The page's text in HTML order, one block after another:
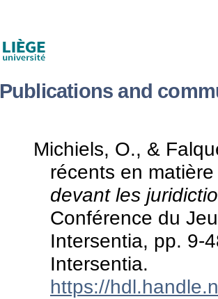
Publications and
Michiels, O., &
récents en
devant les
Conférence du
Intersentia, pp. 9-
Intersentia.
https://